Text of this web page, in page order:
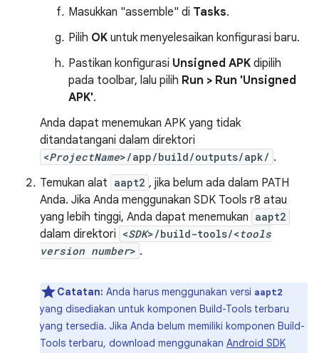
Masukkan "assemble" di Tasks.
Pilih OK untuk menyelesaikan konfigurasi baru.
Pastikan konfigurasi Unsigned APK dipilih
pada toolbar, lalu pilih Run > Run 'Unsigned
APK'.
Anda dapat menemukan APK yang tidak
ditandatangani dalam direktori
<ProjectName>/app/build/outputs/apk/ .
Temukan alat aapt2 , jika belum ada dalam PATH
Anda. Jika Anda menggunakan SDK Tools r8 atau
yang lebih tinggi, Anda dapat menemukan aapt2
dalam direktori <SDK>/build-tools/<tools
version number> .
Catatan: Anda harus menggunakan versi aapt2
yang disediakan untuk komponen Build-Tools terbaru
yang tersedia. Jika Anda belum memiliki komponen Build-
Tools terbaru, download menggunakan Android SDK